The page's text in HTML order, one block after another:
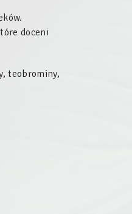
doceni
teobrominy,